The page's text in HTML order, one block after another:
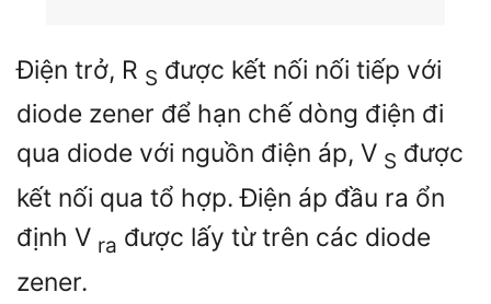
Điện trở, R S được kết nối nối tiếp với
diode zener để hạn chế dòng điện đi
qua diode với nguồn điện áp, V S được
kết nối qua tổ hợp. Điện áp đầu ra ổn
định V ra được lấy từ trên các diode
zener.